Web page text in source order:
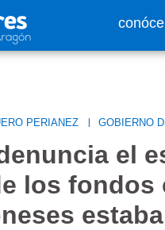
PERIANEZ | GOBIERNO
el
los fondos